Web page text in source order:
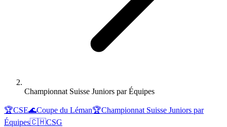
Championnat Suisse Juniors par Équipes
🏆CSE🌊Coupe du Léman🏆Championnat Suisse Juniors par
Équipes🇨🇭CSG